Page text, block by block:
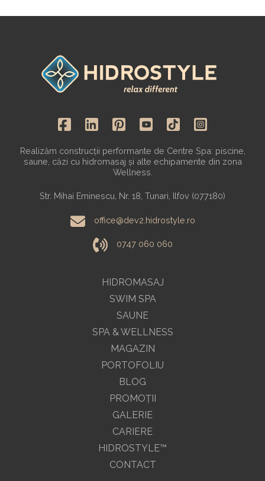
HIDROMASAJ
SWIM SPA
SAUNE
SPA & WELLNESS
MAGAZIN
Realizăm construcții performante de Centre Spa: piscine,
saune, căzi cu hidromasaj și alte echipamente din zona
Wellness.
Str. Mihai Eminescu, Nr. 18, Tunari, Ilfov (077180)
office@dev2.hidrostyle.ro
0747 060 060
PORTOFOLIU
BLOG
PROMOŢII
GALERIE
CARIERE
HIDROSTYLE™
CONTACT